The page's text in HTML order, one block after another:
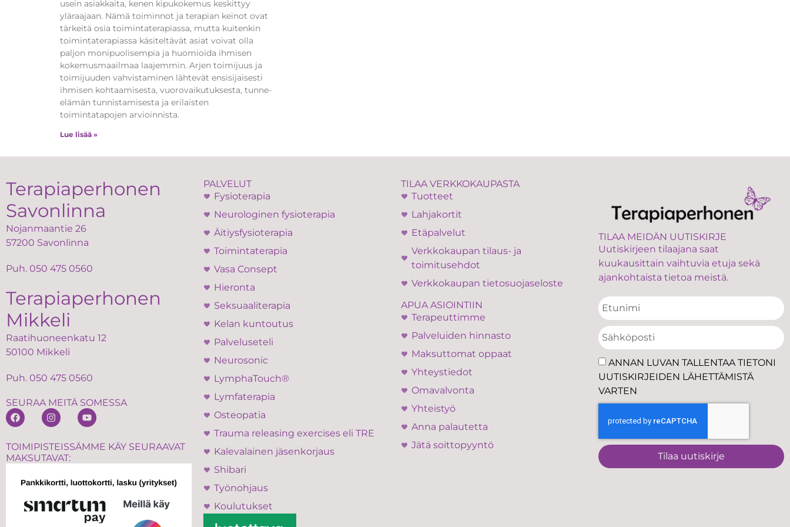
usein asiakkaita, kenen kipukokemus keskittyy
yläraajaan. Nämä toiminnot ja terapian keinot ovat
tärkeitä osia toimintaterapiassa, mutta kuitenkin
toimintaterapiassa käsiteltävät asiat voivat olla
paljon monipuolisempia ja huomioida ihmisen
kokemusmaailmaa laajemmin. Arjen toimijuus ja
toimijuuden vahvistaminen lähtevät ensisijaisesti
ihmisen kohtaamisesta, vuorovaikutuksesta, tunne-
elämän tunnistamisesta ja erilaisten
toimintatapojen arvioinnista.
Lue lisää »
Terapiaperhonen
Savonlinna
Nojanmaantie 26
57200 Savonlinna
Puh. 050 475 0560
Terapiaperhonen
Mikkeli
Raatihuoneenkatu 12
50100 Mikkeli
Puh. 050 475 0560
SEURAA MEITÄ SOMESSA
TOIMIPISTEISSÄMME KÄY SEURAAVAT
MAKSUTAVAT:
PALVELUT
Fysioterapia
Neurologinen fysioterapia
Äitiysfysioterapia
Toimintaterapia
Vasa Consept
Hieronta
Seksuaaliterapia
Kelan kuntoutus
Palveluseteli
Neurosonic
LymphaTouch®
Lymfaterapia
Osteopatia
Trauma releasing exercises eli TRE
Kalevalainen jäsenkorjaus
Shibari
Työnohjaus
Koulutukset
TILAA VERKKOKAUPASTA
Tuotteet
Lahjakortit
Etäpalvelut
Verkkokaupan tilaus- ja
toimitusehdot
Verkkokaupan tietosuojaseloste
APUA ASIOINTIIN
Terapeuttimme
Palveluiden hinnasto
Maksuttomat oppaat
Yhteystiedot
Omavalvonta
Yhteistyö
Anna palautetta
Jätä soittopyyntö
TILAA MEIDÄN UUTISKIRJE
Uutiskirjeen tilaajana saat
kuukausittain vaihtuvia etuja sekä
ajankohtaista tietoa meistä.
ANNAN LUVAN TALLENTAA TIETONI
UUTISKIRJEIDEN LÄHETTÄMISTÄ
VARTEN
Tilaa uutiskirje